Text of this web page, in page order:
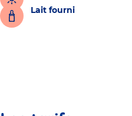
Lait fourni